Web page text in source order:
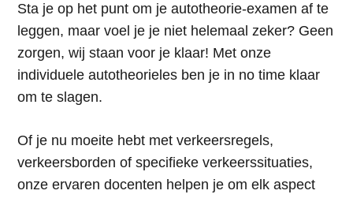
Sta je op het punt om je autotheorie-examen af te
leggen, maar voel je je niet helemaal zeker? Geen
zorgen, wij staan voor je klaar! Met onze
individuele autotheorieles ben je in no time klaar
om te slagen.
Of je nu moeite hebt met verkeersregels,
verkeersborden of specifieke verkeerssituaties,
onze ervaren docenten helpen je om elk aspect